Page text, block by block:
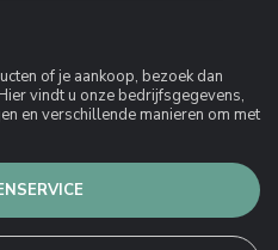
of je aankoop, bezoek dan
vindt u onze bedrijfsgegevens,
en verschillende manieren om met